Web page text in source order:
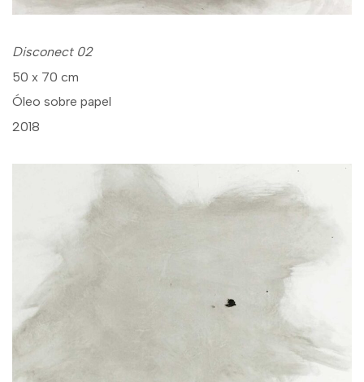
Disconect 02
50 x 70 cm
Óleo sobre papel
2018